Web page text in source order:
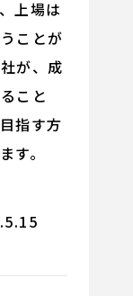
上場は
ことが
が、成
こと
指す方
す。